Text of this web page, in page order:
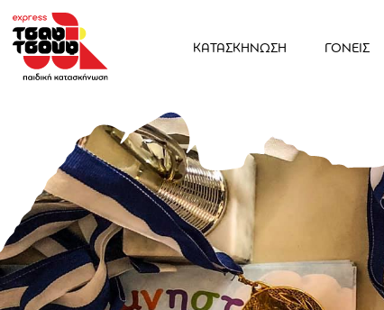
ΚΑΤΑΣΚΗΝΩΣΗ ΓΟΝΕΙΣ